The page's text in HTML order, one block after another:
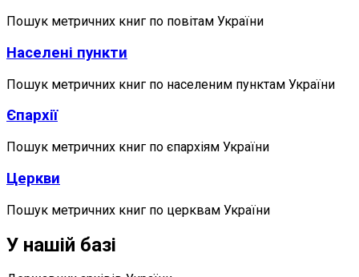
Пошук метричних книг по повітам України
Населені пункти
Пошук метричних книг по населеним пунктам України
Єпархії
Пошук метричних книг по єпархіям України
Церкви
Пошук метричних книг по церквам України
У нашій базі